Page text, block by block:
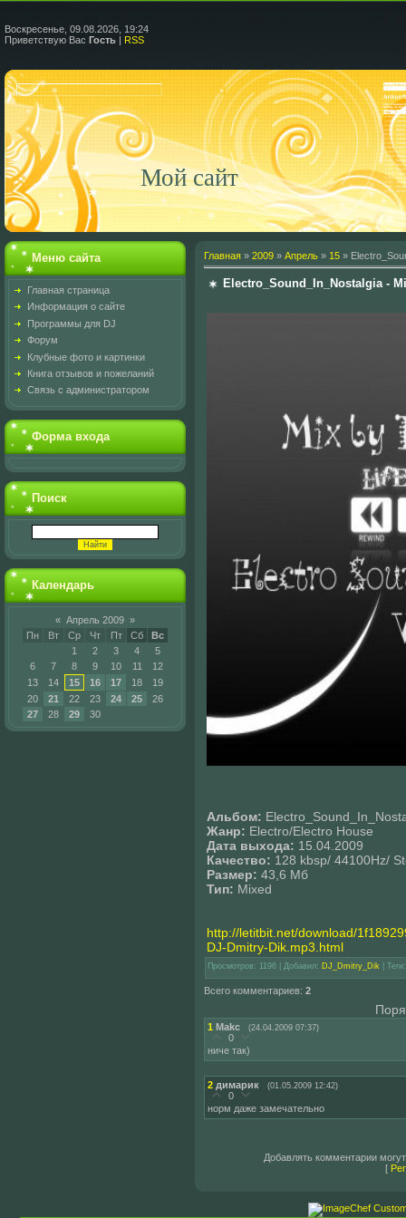
Воскресенье, 09.08.2026, 19:24
Приветствую Вас Гость | RSS
Мой сайт
Меню сайта
Главная страница
Информация о сайте
Программы для DJ
Форум
Клубные фото и картинки
Книга отзывов и пожеланий
Связь с администратором
Форма входа
Поиск
Календарь
« Апрель 2009 »
Пн
Вт Ср Чт Пт Сб
Вс
1
2 3 4
5
6
7 8 9 10 11
12
13
14 15 16 17 18
19
20
21 22 23 24 25
26
27
28 29 30
Главная » 2009 » Апрель » 15 »
Electro_Sound_In_Nostalgia -
Альбом:
Жанр: Electro/Electro House
Дата выхода: 15.04.2009
Качество: 128 kbsp/ 44100Hz/
Размер: 43,6 Мб
Тип: Mixed
http://letitbit.net/download/
DJ-Dmitry-Dik.mp3.html
Просмотров: 1196 | Добавил: DJ_Dmitry_Dik Теги
Всего комментариев: 2
1 Makc (24.04.2009 07:37)
0
ниче так)
2 димарик (01.05.2009 12:42)
0
норм даже замечательно
Добавлять комментарии
[